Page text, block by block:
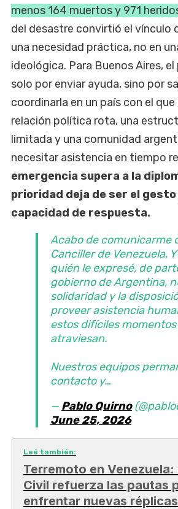
menos 164 muertos y 971
del desastre convirtió el vínculo
una necesidad práctica, no en
ideológica. Para Buenos Aires,
solo por enviar ayuda, sino por
coordinarla en un país con el
relación política rota, una
limitada y una comunidad
necesitar asistencia en tiempo
emergencia supera a la
prioridad deja de ser el gesto
capacidad de respuesta.
Acabo de comunicarme
Canciller de Venezuela,
quién le expresé, de
gobierno de Argentina,
solidaridad y la
proveer asistencia
estos difíciles
atraviesan.
Nuestros equipos
contacto y…
— Pablo Quirno
June 25, 2026
Leé también:
Terremoto en
Civil refuerza las pautas
enfrentar nuevas réplicas